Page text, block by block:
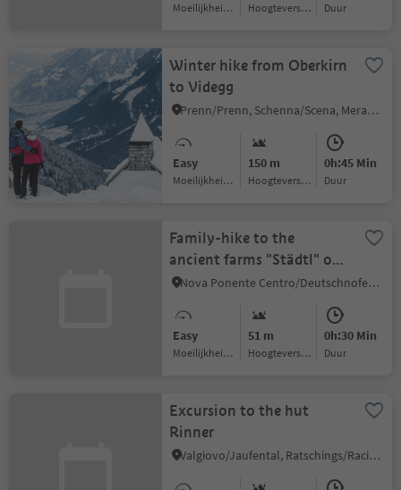
Moeilijkheidsgraad Hoogteverschil Duur
Winter hike from Oberkirn
to Videgg
Prenn/Prenn, Schenna/Scena, Meran/Merano and environs
Easy
Moeilijkheidsgraad
150 m
Hoogteverschil
0h:45 Min
Duur
Family-hike to the
ancient farms "Städtl" of
Eggen/Ega
Nova Ponente Centro/Deutschnofen Dorf, Deutschnofen/Nova Ponente, Dolomites Region Eggental
Easy
Moeilijkheidsgraad
51 m
Hoogteverschil
0h:30 Min
Duur
Excursion to the hut
Rinner
Valgiovo/Jaufental, Ratschings/Racines, Sterzing/Vipiteno and environs